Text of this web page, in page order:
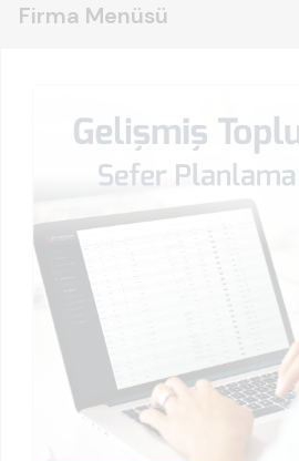
Firma Menüsü